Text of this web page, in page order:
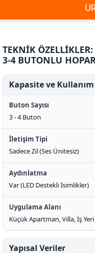
TEKNİK
3-4 BUTONLU
Kapasite ve Kullanım
Buton Sayısı
3 - 4 Buton
İletişim Tipi
Sadece Zil (Ses Ünitesiz)
Aydınlatma
Var (LED Destekli İsimlikler)
Uygulama Alanı
Küçük Apartman, Villa, İş Yeri
Yapısal Veriler